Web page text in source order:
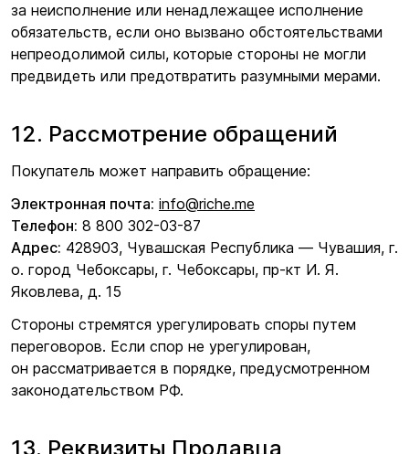
за неисполнение или ненадлежащее исполнение
обязательств, если оно вызвано обстоятельствами
непреодолимой силы, которые стороны не могли
предвидеть или предотвратить разумными мерами.
12. Рассмотрение обращений
Покупатель может направить обращение:
Электронная почта: info@riche.me
Телефон: 8 800 302-03-87
Адрес: 428903, Чувашская Республика — Чувашия, г.
о. город Чебоксары, г. Чебоксары, пр-кт И. Я.
Яковлева, д. 15
Стороны стремятся урегулировать споры путем
переговоров. Если спор не урегулирован,
он рассматривается в порядке, предусмотренном
законодательством РФ.
13. Реквизиты Продавца